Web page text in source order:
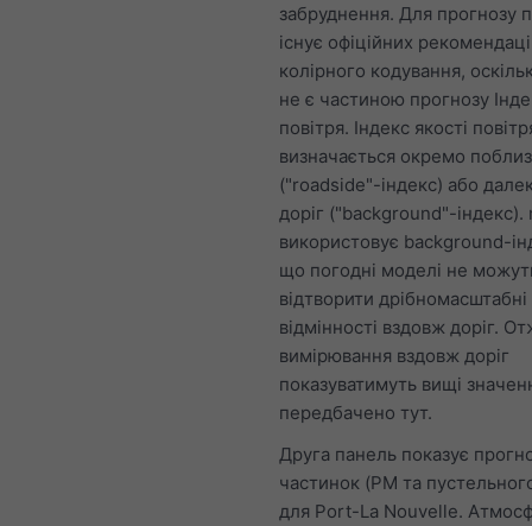
забруднення. Для прогнозу
існує офіційних
колірного кодування,
не є частиною прогнозу
повітря. Індекс якості
визначається окремо
("roadside"-індекс) або
доріг ("background"-
використовує background-
що погодні моделі не
відтворити дрібномасштабні
відмінності вздовж доріг.
вимірювання вздовж доріг
показуватимуть вищі
передбачено тут.
Друга панель показує
частинок (PM та
для Port-La Nouvelle.